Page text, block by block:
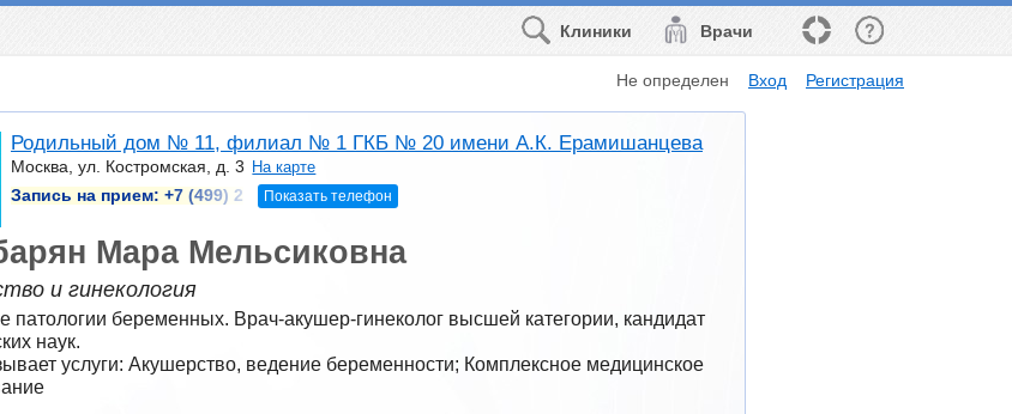
Врачи
Клиники
Не определен Вход Регистрация
Родильный дом № 11, филиал № 1 ГКБ № 20 имени А.К. Ерамишанцева
Москва, ул. Костромская, д. 3 На карте
Запись на прием: +7 (499) 2 Показать телефон
Мара Мельсиковна
и гинекология
патологии беременных. Врач-акушер-гинеколог высшей категории, кандидат
наук.
услуги: Акушерство, ведение беременности; Комплексное медицинское